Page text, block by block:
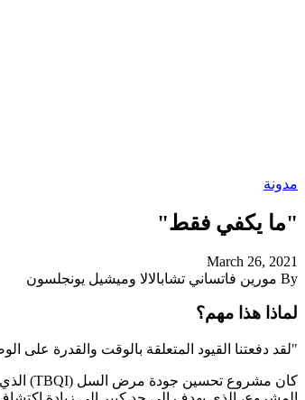
مدونة
"ما يكفي فقط"
March 26, 2021
By مورين فاتساني تشابالالا وميشيل يونجلسون
لماذا هذا مهم؟
"لقد دفعتنا القيود المتعلقة بالوقت والقدرة